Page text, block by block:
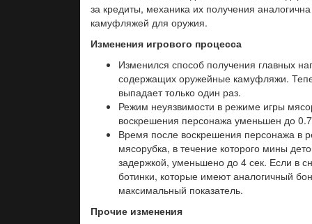
за кредиты, механика их получения
камуфляжей для оружия.
Изменения игрового процесса
Изменился способ получения главных
содержащих оружейные камуфляжи.
выпадает только один раз.
Режим неуязвимости в режиме игры
воскрешения персонажа уменьшен до
Время после воскрешения персонажа в
мясорубка, в течение которого мины
задержкой, уменьшено до 4 сек. Если в
ботинки, которые имеют аналогичный
максимальный показатель.
Прочие изменения